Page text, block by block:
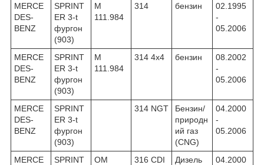
MERCE
DES-
BENZ
SPRINT
ER 3-t
фургон
(903)
M
111.984
314 бензин
02.1995
-
05.2006
MERCE
DES-
BENZ
SPRINT
ER 3-t
фургон
(903)
M
111.984
314 4x4 бензин
08.2002
-
05.2006
MERCE
DES-
BENZ
SPRINT
ER 3-t
фургон
(903)
314 NGT
Бензин/
природн
ий газ
(CNG)
04.2000
-
05.2006
MERCE
SPRINT
OM
316 CDI Дизель
04.2000